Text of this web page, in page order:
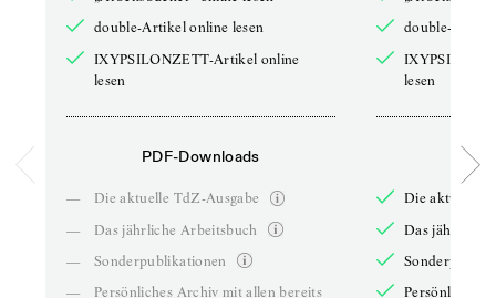
double-Artikel online lesen
IXYPSILONZETT-Artikel online
lesen
PDF-Downloads
—
Die aktuelle TdZ-Ausgabe
—
Das jährliche Arbeitsbuch
—
Sonderpublikationen
—
Persönliches Archiv mit allen bereits
double-
lesen
Die aktuelle
Das jährliche
Persönliches